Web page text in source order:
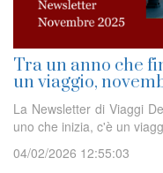
Tra un anno che
un viaggio,
La Newsletter di Viaggi
uno che inizia, c'è un
04/02/2026 12:55:03